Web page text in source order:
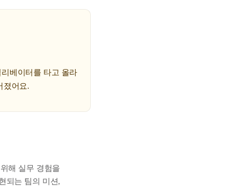
베이터를 타고 올라
졌어요.
해 실무 경험을
되는 팀의 미션,